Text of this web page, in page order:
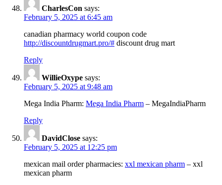
CharlesCon says:
February 5, 2025 at 6:45 am
canadian pharmacy world coupon code
http://discountdrugmart.pro/# discount drug mart
Reply
WillieOxype says:
February 5, 2025 at 9:48 am
Mega India Pharm: Mega India Pharm – MegaIndiaPharm
Reply
DavidClose says:
February 5, 2025 at 12:25 pm
mexican mail order pharmacies: xxl mexican pharm – xxl
mexican pharm